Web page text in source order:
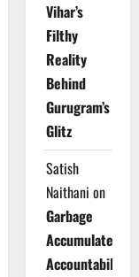
Vihar’s
Filthy
Reality
Behind
Gurugram’s
Glitz
Satish
Naithani on
Garbage
Accumulates,
Accountability